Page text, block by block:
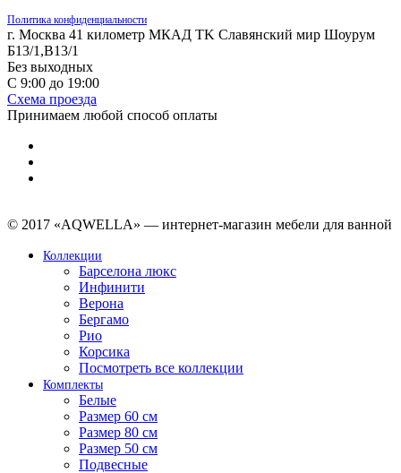
Политика конфиденциальности
г. Москва 41 километр МКАД TK Славянский мир Шоурум
Б13/1,В13/1
Без выходных
С 9:00 до 19:00
Схема проезда
Принимаем любой способ оплаты
© 2017 «AQWELLA» — интернет-магазин мебели для ванной
Коллекции
Барселона люкс
Инфинити
Верона
Бергамо
Рио
Корсика
Посмотреть все коллекции
Комплекты
Белые
Размер 60 см
Размер 80 см
Размер 50 см
Подвесные